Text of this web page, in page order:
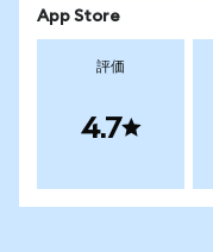
App Store
評価
4.7